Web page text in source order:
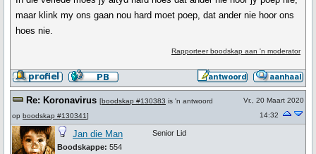
maar klink my ons gaan nou hard moet poep, dat ander nie hoor ons
hoes nie.
Rapporteer boodskap aan 'n moderator
Re: Koronavirus [boodskap #130383 is 'n antwoord
op boodskap #130341]
Vr., 20 Maart 2020
14:32
Jan die Man
Boodskappe: 554
Senior Lid